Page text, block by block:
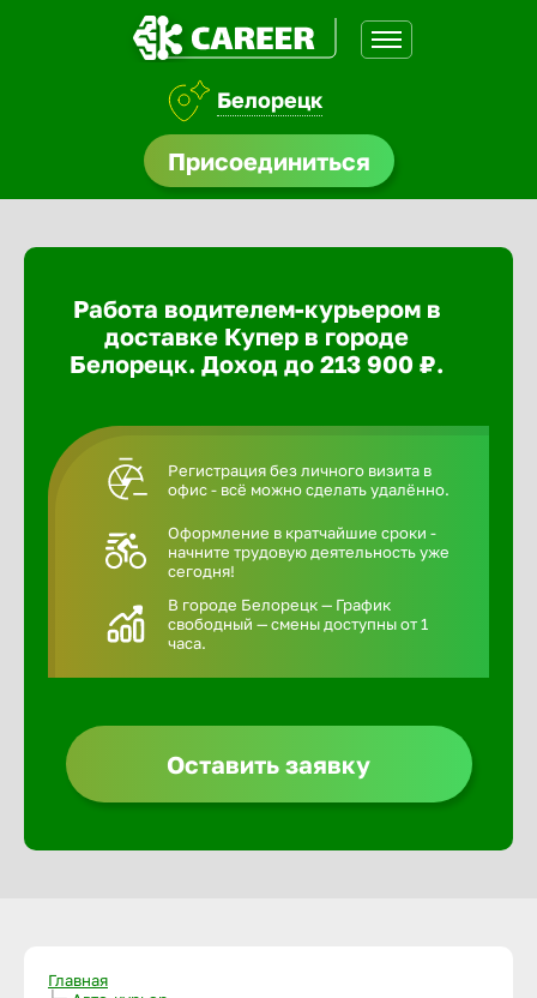
Белорецк
Присоединиться
Работа водителем-курьером в
доставке Купер в городе
Белорецк. Доход до 213 900 ₽.
Регистрация без личного визита в
офис - всё можно сделать удалённо.
Оформление в кратчайшие сроки -
начните трудовую деятельность уже
сегодня!
В городе Белорецк — График
свободный — смены доступны от 1
часа.
Оставить заявку
Главная